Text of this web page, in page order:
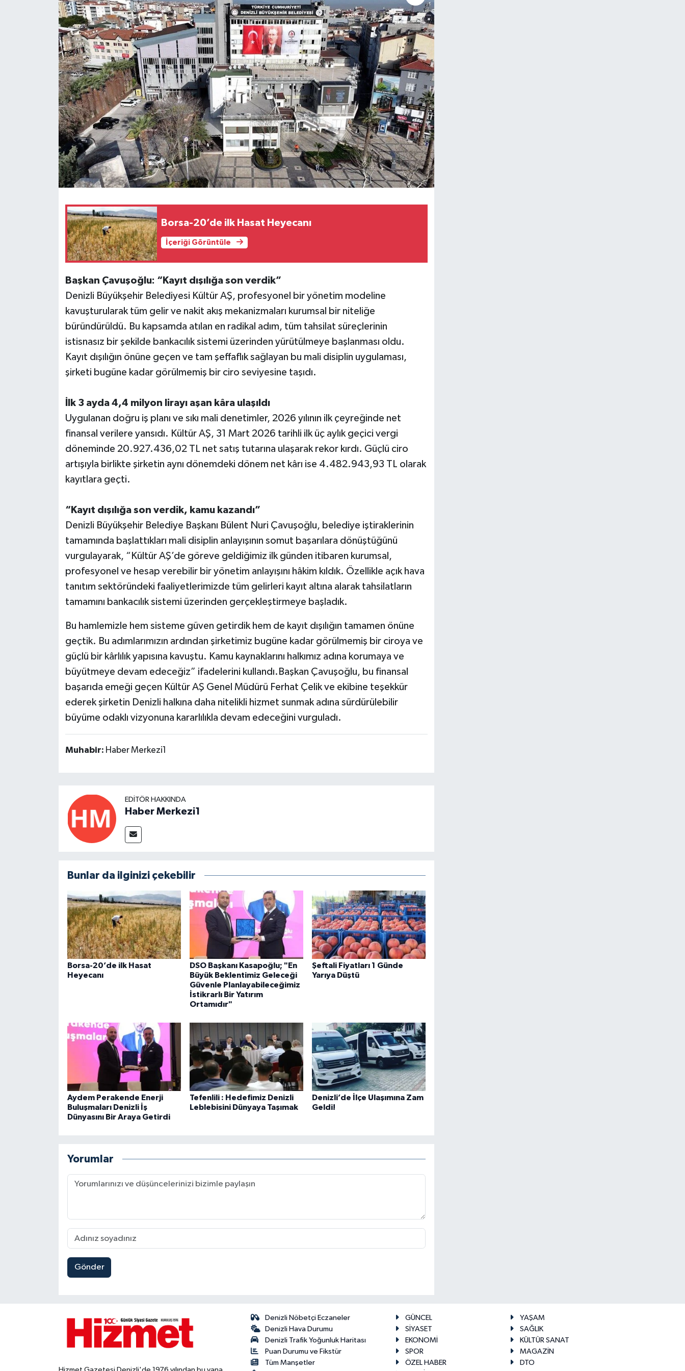
Borsa-20’de ilk Hasat Heyecanı
İçeriği Görüntüle
Başkan Çavuşoğlu: “Kayıt dışılığa son verdik”
Denizli Büyükşehir Belediyesi Kültür AŞ, profesyonel bir yönetim modeline
kavuşturularak tüm gelir ve nakit akış mekanizmaları kurumsal bir niteliğe
büründürüldü. Bu kapsamda atılan en radikal adım, tüm tahsilat süreçlerinin
istisnasız bir şekilde bankacılık sistemi üzerinden yürütülmeye başlanması oldu.
Kayıt dışılığın önüne geçen ve tam şeffaflık sağlayan bu mali disiplin uygulaması,
şirketi bugüne kadar görülmemiş bir ciro seviyesine taşıdı.
İlk 3 ayda 4,4 milyon lirayı aşan kâra ulaşıldı
Uygulanan doğru iş planı ve sıkı mali denetimler, 2026 yılının ilk çeyreğinde net
finansal verilere yansıdı. Kültür AŞ, 31 Mart 2026 tarihli ilk üç aylık geçici vergi
döneminde 20.927.436,02 TL net satış tutarına ulaşarak rekor kırdı. Güçlü ciro
artışıyla birlikte şirketin aynı dönemdeki dönem net kârı ise 4.482.943,93 TL olarak
kayıtlara geçti.
“Kayıt dışılığa son verdik, kamu kazandı”
Denizli Büyükşehir Belediye Başkanı Bülent Nuri Çavuşoğlu, belediye iştiraklerinin
tamamında başlattıkları mali disiplin anlayışının somut başarılara dönüştüğünü
vurgulayarak, “Kültür AŞ’de göreve geldiğimiz ilk günden itibaren kurumsal,
profesyonel ve hesap verebilir bir yönetim anlayışını hâkim kıldık. Özellikle açık hava
tanıtım sektöründeki faaliyetlerimizde tüm gelirleri kayıt altına alarak tahsilatların
tamamını bankacılık sistemi üzerinden gerçekleştirmeye başladık.
Bu hamlemizle hem sisteme güven getirdik hem de kayıt dışılığın tamamen önüne
geçtik. Bu adımlarımızın ardından şirketimiz bugüne kadar görülmemiş bir ciroya ve
güçlü bir kârlılık yapısına kavuştu. Kamu kaynaklarını halkımız adına korumaya ve
büyütmeye devam edeceğiz” ifadelerini kullandı.Başkan Çavuşoğlu, bu finansal
başarıda emeği geçen Kültür AŞ Genel Müdürü Ferhat Çelik ve ekibine teşekkür
ederek şirketin Denizli halkına daha nitelikli hizmet sunmak adına sürdürülebilir
büyüme odaklı vizyonuna kararlılıkla devam edeceğini vurguladı.
Muhabir: Haber Merkezi1
EDITÖR HAKKINDA
Haber Merkezi1
Bunlar da ilginizi çekebilir
Borsa-20’de ilk Hasat
Heyecanı
DSO Başkanı Kasapoğlu; "En
Büyük Beklentimiz Geleceği
Güvenle Planlayabileceğimiz
İstikrarlı Bir Yatırım
Ortamıdır"
Şeftali Fiyatları 1 Günde
Yarıya Düştü
Aydem Perakende Enerji
Buluşmaları Denizli İş
Dünyasını Bir Araya Getirdi
Tefenlili : Hedefimiz Denizli
Leblebisini Dünyaya Taşımak
Denizli’de İlçe Ulaşımına Zam
Geldi!
Yorumlar
Gönder
Hizmet Gazetesi Denizli'de 1976 yılından bu yana
Denizli Nöbetçi Eczaneler
Denizli Hava Durumu
Denizli Trafik Yoğunluk Haritası
Puan Durumu ve Fikstür
Tüm Manşetler
GÜNCEL
YAŞAM
SİYASET
SAĞLIK
EKONOMİ
KÜLTÜR SANAT
SPOR
MAGAZİN
ÖZEL HABER
DTO
ÖZEL HABER
RESMİ REKLAM